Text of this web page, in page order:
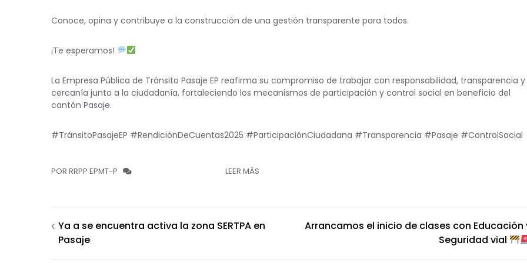
Conoce, opina y contribuye a la construcción de una gestión transparente para todos.
¡Te esperamos!
La Empresa Pública de Tránsito Pasaje EP reafirma su compromiso de trabajar con responsabilidad, transparencia y
cercanía junto a la ciudadanía, fortaleciendo los mecanismos de participación y control social en beneficio del
cantón Pasaje.
#TránsitoPasajeEP #RendiciónDeCuentas2025 #ParticipaciónCiudadana #Transparencia #Pasaje #ControlSocial
POR RRPP EPMT-P LEER MÁS
Navegación
de
Ya a se encuentra activa la zona SERTPA en
Pasaje
Arrancamos el inicio de clases con Educación
Seguridad vial